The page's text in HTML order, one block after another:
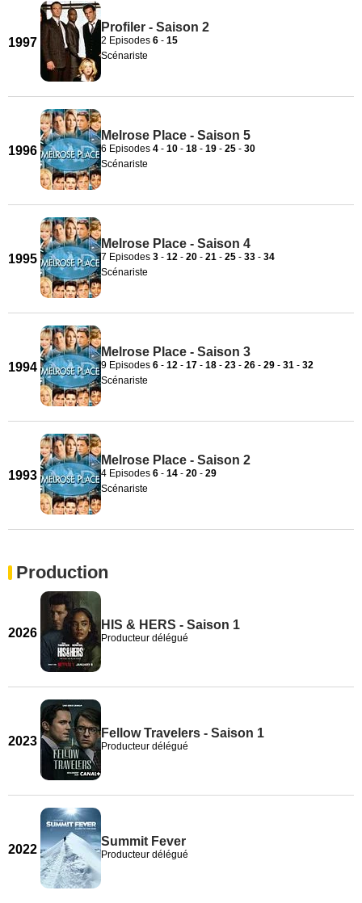
1997
Profiler - Saison 2
2 Episodes 6 - 15
Scénariste
1996
Melrose Place - Saison 5
6 Episodes 4 - 10 - 18 - 19 - 25 - 30
Scénariste
1995
Melrose Place - Saison 4
7 Episodes 3 - 12 - 20 - 21 - 25 - 33 - 34
Scénariste
1994
Melrose Place - Saison 3
9 Episodes 6 - 12 - 17 - 18 - 23 - 26 - 29 - 31 - 32
Scénariste
1993
Melrose Place - Saison 2
4 Episodes 6 - 14 - 20 - 29
Scénariste
Production
2026
HIS & HERS - Saison 1
Producteur délégué
2023
Fellow Travelers - Saison 1
Producteur délégué
2022
Summit Fever
Producteur délégué